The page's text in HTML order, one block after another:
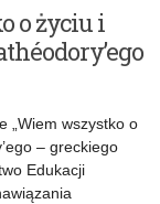
o życiu i
„Wiem wszystko o
– greckiego
Edukacji